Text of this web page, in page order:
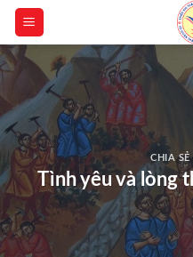
Skip
content
CHIA
Tình yêu và lòng